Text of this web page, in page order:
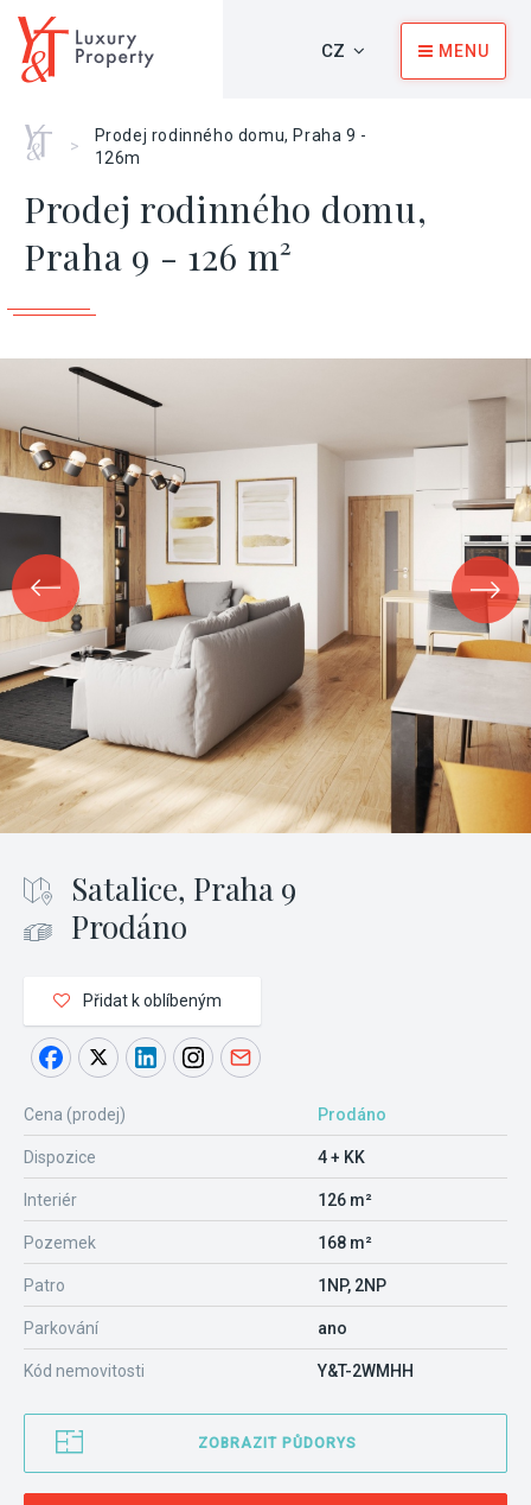
CZ MENU
Home
>
Prodej rodinného domu, Praha 9 -
126m
Prodej rodinného domu,
Praha 9 - 126 m²
Satalice, Praha 9
Prodáno
Přidat k oblíbeným
Cena (prodej) Prodáno
Dispozice 4 + KK
Interiér 126 m²
Pozemek 168 m²
Patro 1NP, 2NP
Parkování ano
Kód nemovitosti Y&T-2WMHH
ZOBRAZIT PŮDORYS